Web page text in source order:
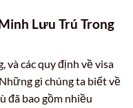
Lưu Trú Trong
và các quy định về visa
gì chúng ta biết về
đã bao gồm nhiều